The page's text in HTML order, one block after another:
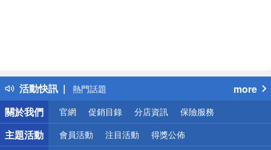
活動快訊
得獎公告
熱門話題
銀行優惠
偏遠地區配送
詐騙網頁！請小心！
more
關於我們
官網 促銷目錄 分店資訊 保險服務
主題活動 會員活動 注目活動 得獎公佈